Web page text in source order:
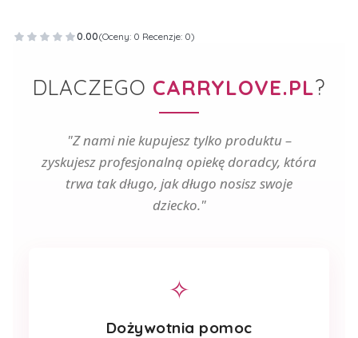
0.00(Oceny: 0 Recenzje: 0)
DLACZEGO CARRYLOVE.PL?
"Z nami nie kupujesz tylko produktu –
zyskujesz profesjonalną opiekę doradcy, która
trwa tak długo, jak długo nosisz swoje
dziecko."
✧
Dożywotnia pomoc